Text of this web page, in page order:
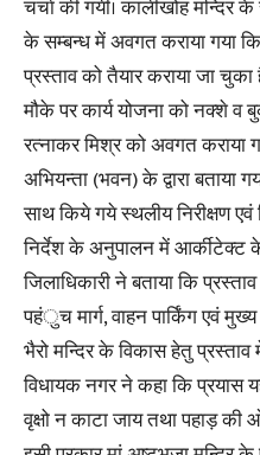
चर्चा की गयी। कालीखोह मन्दिर
के सम्बन्ध में अवगत कराया गया
प्रस्ताव को तैयार कराया जा चुका
मौके पर कार्य योजना को नक्शे व
रत्नाकर मिश्र को अवगत कराया
अभियन्ता (भवन) के द्वारा बताया
साथ किये गये स्थलीय निरीक्षण एवं
निर्देश के अनुपालन में आर्कीटेक्ट के
जिलाधिकारी ने बताया कि
पहंुच मार्ग, वाहन पार्किंग एवं
भैरो मन्दिर के विकास हेतु
विधायक नगर ने कहा कि प्रयास
वृक्षो न काटा जाय तथा पहाड़ की